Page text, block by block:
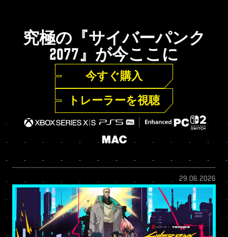
究極の『サイバーパンク
2077』が今ここに
今すぐ購入
トレーラーを視聴
29.06.2026